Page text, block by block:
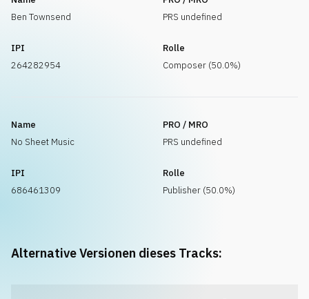
Ben Townsend
PRS undefined
IPI
264282954
Rolle
Composer (50.0%)
Name
No Sheet Music
PRO / MRO
PRS undefined
IPI
686461309
Rolle
Publisher (50.0%)
Alternative Versionen dieses Tracks: